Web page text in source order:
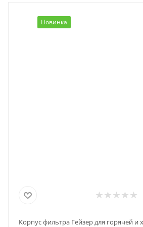
Новинка
Корпус фильтра Гейзер для горячей и